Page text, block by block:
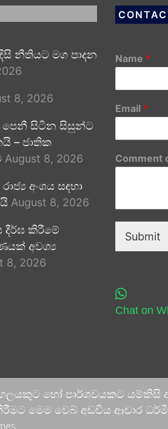
නීතියට මග පාදන
8, 2026
පෙනී සිටින සිසුන්ට
– ජාතික
August 8, 2026
අංශය සඳහා
August 8, 2026
දීර්ඝ කිරීමේ
අවශ්‍ය
8, 2026
Name *
Email *
Comment
Submit
Chat on
හෝ පාර්ශවයකට
වෙබ් අඩවිය ආචාර ධර්මීය